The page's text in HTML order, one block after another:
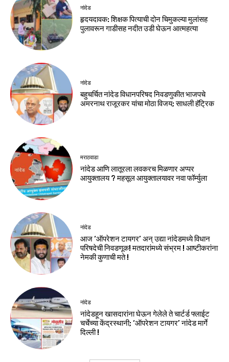
नांदेड
हृदयदावक: शिक्षक पित्याची दोन चिमुकल्या मुलांसह
पुलावरून गाडीसह नदीत उडी घेऊन आत्महत्या
नांदेड
बहुचर्चित नांदेड विधानपरिषद निवडणुकीत भाजपचे
अमरनाथ राजूरकर यांचा मोठा विजय; साधली हॅट्रिक
मराठवाडा
नांदेड आणि लातूरला लवकरच मिळणार अप्पर
आयुक्तालय ? महसूल आयुक्तालयावर नवा फॉर्म्युला
नांदेड
आज ‘ऑपरेशन टायगर’ अन् उद्या नांदेडमध्ये विधान
परिषदेची निवडणूक! मतदारांमध्ये संभ्रम ! आष्टीकरांना
नेमकी कुणाची मते !
नांदेड
नांदेडहून खासदारांना घेऊन गेलेले ते चार्टर्ड फ्लाईट
चर्चेच्या केंद्रस्थानी; ‘ऑपरेशन टायगर’ नांदेड मार्गे
दिल्ली !